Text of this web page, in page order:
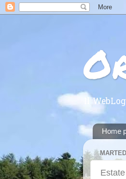
Il
Home